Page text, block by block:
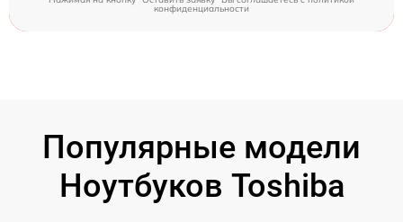
конфиденциальности
Популярные модели
Ноутбуков Toshiba